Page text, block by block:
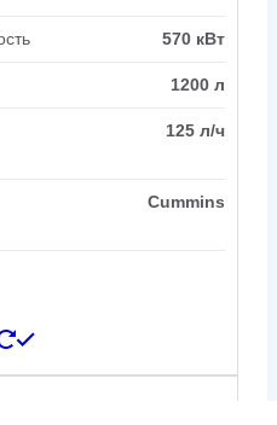
570 кВт
1200 л
125 л/ч
Cummins